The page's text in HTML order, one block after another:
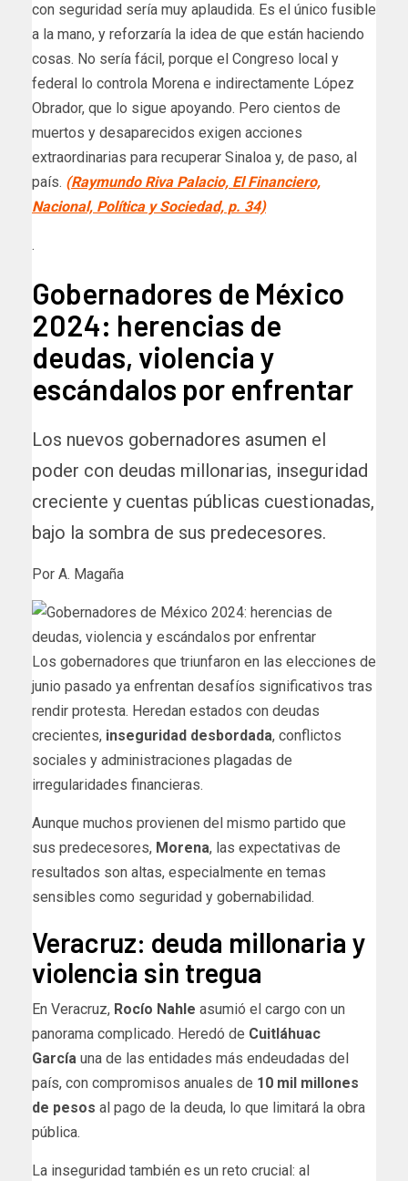
con seguridad sería muy aplaudida. Es el único fusible
a la mano, y reforzaría la idea de que están haciendo
cosas. No sería fácil, porque el Congreso local y
federal lo controla Morena e indirectamente López
Obrador, que lo sigue apoyando. Pero cientos de
muertos y desaparecidos exigen acciones
extraordinarias para recuperar Sinaloa y, de paso, al
país. (Raymundo Riva Palacio, El Financiero,
Nacional, Política y Sociedad, p. 34)
.
Gobernadores de México
2024: herencias de
deudas, violencia y
escándalos por enfrentar
Los nuevos gobernadores asumen el
poder con deudas millonarias, inseguridad
creciente y cuentas públicas cuestionadas,
bajo la sombra de sus predecesores.
Por A. Magaña
Los gobernadores que triunfaron en las elecciones de
junio pasado ya enfrentan desafíos significativos tras
rendir protesta. Heredan estados con deudas
crecientes, inseguridad desbordada, conflictos
sociales y administraciones plagadas de
irregularidades financieras.
Aunque muchos provienen del mismo partido que
sus predecesores, Morena, las expectativas de
resultados son altas, especialmente en temas
sensibles como seguridad y gobernabilidad.
Veracruz: deuda millonaria y
violencia sin tregua
En Veracruz, Rocío Nahle asumió el cargo con un
panorama complicado. Heredó de Cuitláhuac
García una de las entidades más endeudadas del
país, con compromisos anuales de 10 mil millones
de pesos al pago de la deuda, lo que limitará la obra
pública.
La inseguridad también es un reto crucial: al